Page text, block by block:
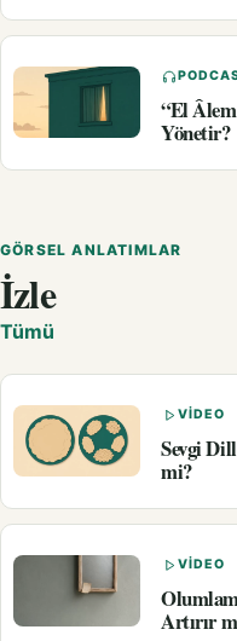
“El
Yönetir?
GÖRSEL ANLATIMLAR
İzle
Tümü
VIDEO
Sevgi
mi?
VIDEO
Artırır